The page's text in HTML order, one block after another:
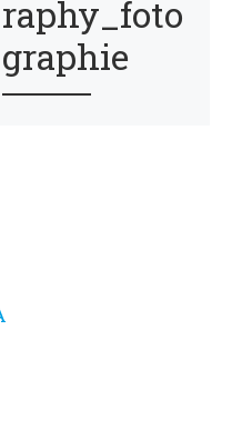
raphy_foto
graphie
font size.font size.